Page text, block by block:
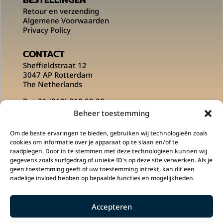
Beheer toestemming
Om de beste ervaringen te bieden, gebruiken wij technologieën zoals
cookies om informatie over je apparaat op te slaan en/of te
raadplegen. Door in te stemmen met deze technologieën kunnen wij
gegevens zoals surfgedrag of unieke ID's op deze site verwerken. Als je
geen toestemming geeft of uw toestemming intrekt, kan dit een
nadelige invloed hebben op bepaalde functies en mogelijkheden.
Accepteren
Retour en verzending
Algemene Voorwaarden
Privacy Policy
CONTACT
Sheffieldstraat 12
3047 AP Rotterdam
The Netherlands
P:+ 31 (010) 818 00 08
info@msportsofficial.com
VOLG ONS OP
M Sports is een onderdeel is van